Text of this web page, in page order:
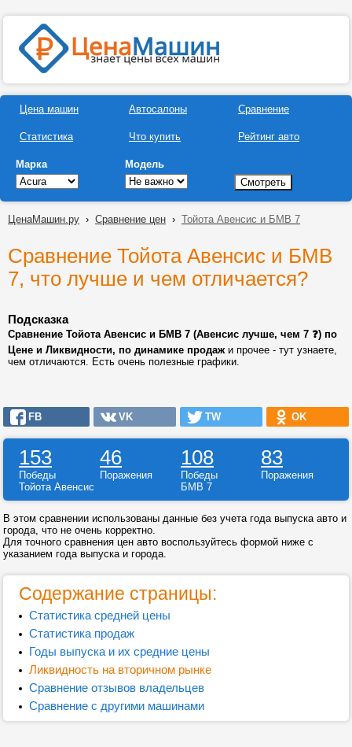
Цена машин
Статистика
Автосалоны
Что купить
Сравнение
Рейтинг авто
Марка Модель
ЦенаМашин.ру › Сравнение цен › Тойота Авенсис и БМВ 7
Сравнение Тойота Авенсис и БМВ
7, что лучше и чем отличается?
Подсказка
Сравнение Тойота Авенсис и БМВ 7 (Авенсис лучше, чем 7 ❓) по
Цене и Ликвидности, по динамике продажи прочее - тут узнаете,
чем отличаются. Есть очень полезные графики.
FB VK TW OK
153 46 108 83
Победы Поражения Победы
Поражения
Тойота Авенсис
БМВ 7
В этом сравнении использованы данные без учета года выпуска авто и
города, что не очень корректно.
Для точного сравнения цен авто воспользуйтесь формой ниже с
указанием года выпуска и города.
Содержание страницы:
Статистика средней цены
Статистика продаж
Годы выпуска и их средние цены
Ликвидность на вторичном рынке
Сравнение отзывов владельцев
Сравнение с другими машинами